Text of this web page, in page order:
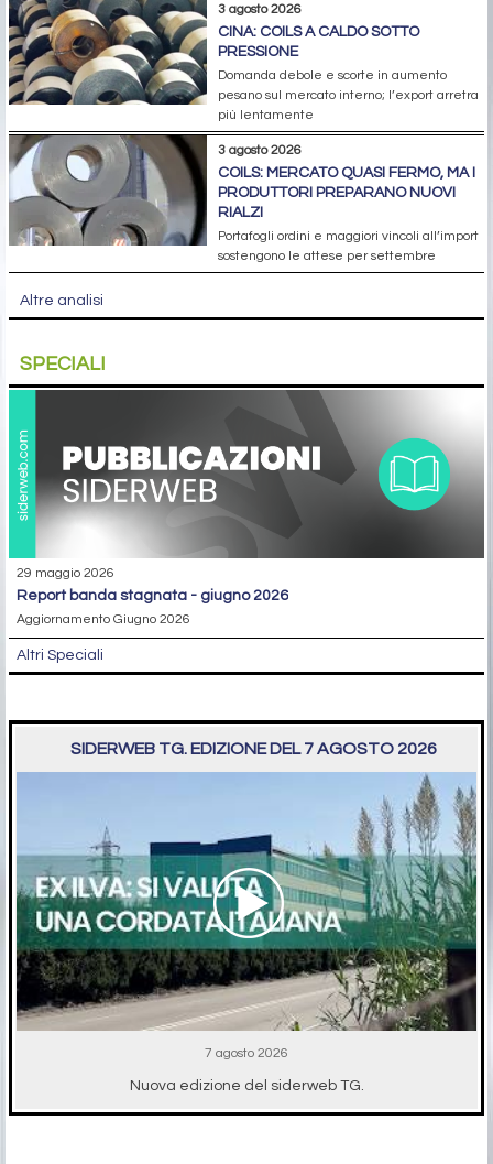
3 agosto 2026
CINA: COILS A CALDO SOTTO
PRESSIONE
Domanda debole e scorte in aumento
pesano sul mercato interno; l’export arretra
più lentamente
3 agosto 2026
COILS: MERCATO QUASI FERMO, MA I
PRODUTTORI PREPARANO NUOVI
RIALZI
Portafogli ordini e maggiori vincoli all’import
sostengono le attese per settembre
Altre analisi
SPECIALI
29 maggio 2026
report banda stagnata - giugno 2026
Aggiornamento Giugno 2026
Altri Speciali
SIDERWEB TG. EDIZIONE DEL 7 AGOSTO 2026
7 agosto 2026
Nuova edizione del siderweb TG.